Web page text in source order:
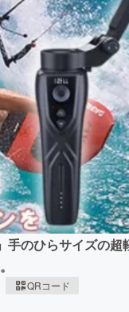
for Social Good
ふるさと納税
machi-
手のひらサイズの超
QRコード